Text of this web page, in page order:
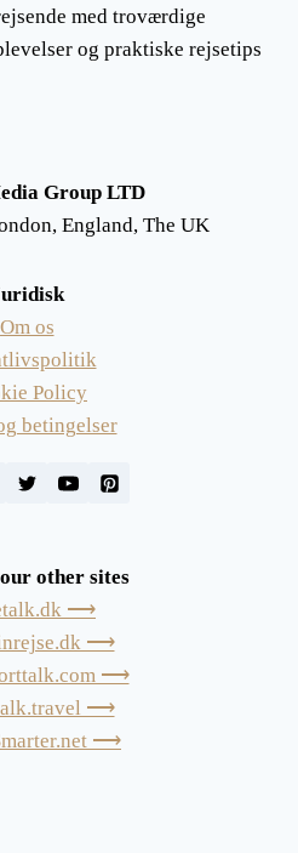
med troværdige
og praktiske rejsetips
Group LTD
England, The UK
Om os
Policy
betingelser
other sites
⟶
⟶
⟶
⟶
⟶